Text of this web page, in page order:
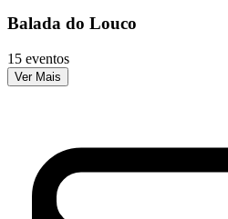
Balada do Louco
15 eventos
Ver Mais